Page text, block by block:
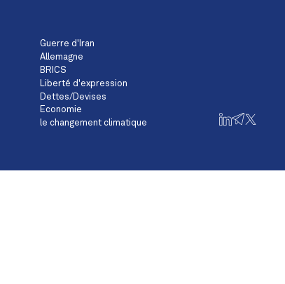
Guerre d'Iran
Allemagne
BRICS
Liberté d'expression
Dettes/Devises
Economie
le changement climatique